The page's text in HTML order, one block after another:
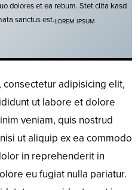
dolores et ea rebum. Stet clita kasd
sanctus est.LOREM IPSUM
adipisicing elit,
ut labore et dolore
veniam, quis nostrud
ut aliquip ex ea commodo
in reprehenderit in
eu fugiat nulla pariatur.